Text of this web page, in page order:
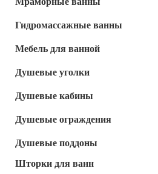
Гидромассажные ванны
Мебель для ванной
Душевые уголки
Душевые кабины
Душевые ограждения
Душевые поддоны
Шторки для ванн